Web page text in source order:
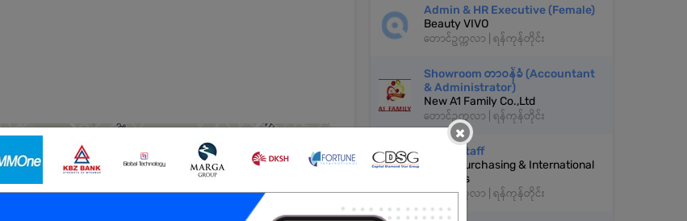
Admin & HR Executive (Female)
Beauty VIVO
တောင်ဥက္ကလာ | ရန်ကုန်တိုင်း
Showroom တာဝန်ခံ (Accountant
& Administrator)
New A1 Family Co.,Ltd
တောင်ဥက္ကလာ | ရန်ကုန်တိုင်း
Office Staff
AY Go Purchasing & International
Logistics
တောင်ဥက္ကလာ | ရန်ကုန်တိုင်း
×